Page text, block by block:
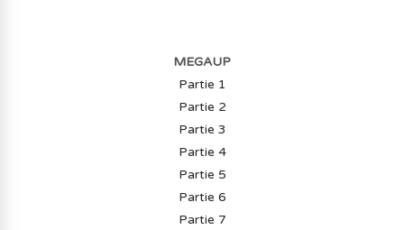
MEGAUP
Partie 1
Partie 2
Partie 3
Partie 4
Partie 5
Partie 6
Partie 7